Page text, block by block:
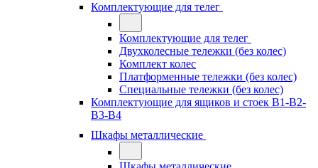
Комплектующие для телег
Комплектующие для телег
Двухколесные тележки (без колес)
Комплект колес
Платформенные тележки (без колес)
Специальные тележки (без колес)
Комплектующие для ящиков и стоек В1-В2-
В3-В4
Шкафы металлические